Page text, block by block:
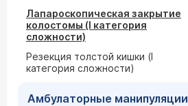
Лапароскопическая закрытие
колостомы (I категория
сложности)
Резекция толстой кишки (I
категория сложности)
Амбулаторные манипуляции